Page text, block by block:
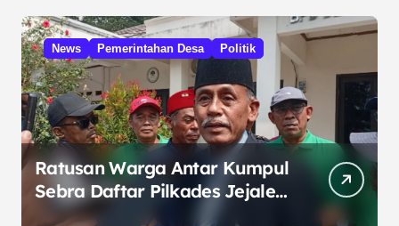
News Pemerintahan Desa Politik
Ratusan Warga Antar Kumpul
Sebra Daftar Pilkades Jejalen
Jaya, Serukan Pemilu Damai